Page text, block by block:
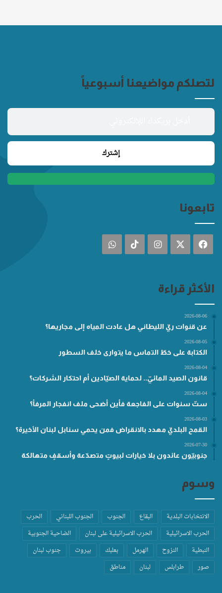
لتصلكم مواضيعنا أسبوعياً
تابعونا
فيسبوك انستقرام ‫TikTokواتساب
الأكثر قراءة
2026-08-06
عن قنوات ريّ الليطاني هل عادت المياه إلى مجاريها؟
2026-08-05
الكتابة على خطّ التماس ما يتوارى خلف السطور
2026-08-04
قانون الصيد المائيّ.. لحماية الصيّادين أم احتكار الشركات؟
2026-08-04
ستّ سنوات على الفاجعة فأين أضحى ملف انفجار المرفأ؟
2026-08-03
القمح البلديّ مهدد بالانقراض فمن يحمي سنابل لبنان الأخيرة؟
2026-07-30
جنوبيّون عائدون بلا خيارات لبيوتٍ متصدّعة وأسقفٍ متهالكة
وسوم
الانتخابات البلدية البقاع الجنوب الجنوب اللبناني
الحرب
الحرب الاسرائيلية
الحرب الاسرائيلية على لبنان
الضاحية الجنوبية
النبطية
النزوح الهرمل بعلبك بيروت
جنوب لبنان
صور
طرابلس لبنان مناطق